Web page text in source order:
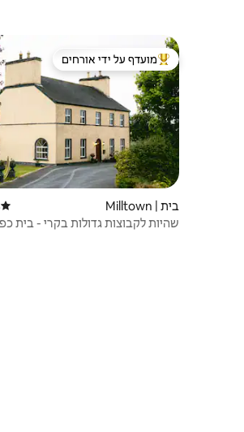
מוביל בקרב נכסים מועדפים על ידי
מועדף על ידי אורחים
בית | Milltown
שהיות לקבוצות גדולות בקרי - בית